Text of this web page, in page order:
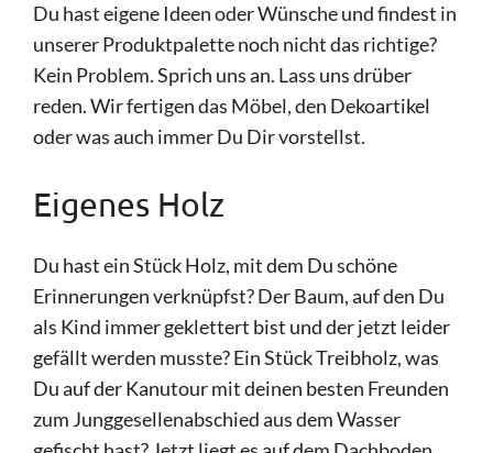
Du hast eigene Ideen oder Wünsche und findest in
unserer Produktpalette noch nicht das richtige?
Kein Problem. Sprich uns an. Lass uns drüber
reden. Wir fertigen das Möbel, den Dekoartikel
oder was auch immer Du Dir vorstellst.
Eigenes Holz
Du hast ein Stück Holz, mit dem Du schöne
Erinnerungen verknüpfst? Der Baum, auf den Du
als Kind immer geklettert bist und der jetzt leider
gefällt werden musste? Ein Stück Treibholz, was
Du auf der Kanutour mit deinen besten Freunden
zum Junggesellenabschied aus dem Wasser